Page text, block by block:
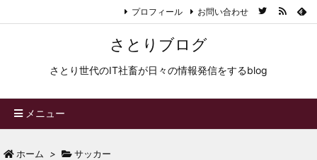
さとりブログ
さとり世代のIT社畜が日々の情報発信をするblog
メニュー
プロフィール お問い合わせ
ホーム > サッカー